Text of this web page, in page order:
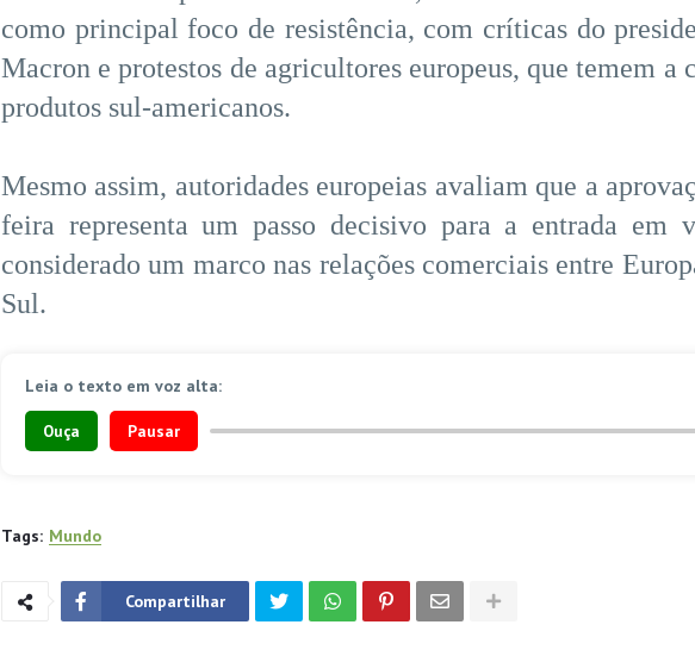
como principal foco de resistência, com críticas do
Macron e protestos de agricultores europeus, que temem a
produtos sul-americanos.
Mesmo assim, autoridades europeias avaliam que a
feira representa um passo decisivo para a entrada em
considerado um marco nas relações comerciais entre
Sul.
Leia o texto em voz alta:
Ouça Pausar
Tags: Mundo
Compartilhar